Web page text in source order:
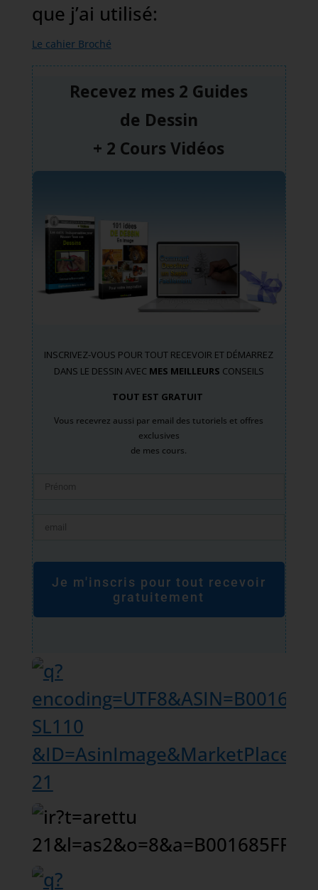
que j’ai utilisé:
Le cahier Broché
Recevez mes 2 Guides
de Dessin
+ 2 Cours Vidéos
INSCRIVEZ-VOUS POUR TOUT RECEVOIR ET DÉMARREZ
DANS LE DESSIN AVEC MES MEILLEURS CONSEILS
TOUT EST GRATUIT
Vous recevrez aussi par email des tutoriels et offres
exclusives
de mes cours.
Je m'inscris pour tout recevoir
gratuitement